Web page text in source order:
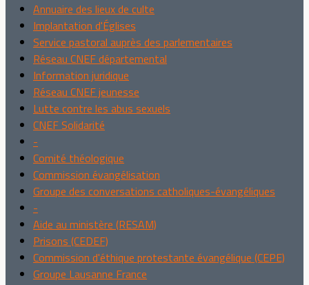
Annuaire des lieux de culte
Implantation d'Églises
Service pastoral auprès des parlementaires
Réseau CNEF départemental
Information juridique
Réseau CNEF jeunesse
Lutte contre les abus sexuels
CNEF Solidarité
-
Comité théologique
Commission évangélisation
Groupe des conversations catholiques-évangéliques
-
Aide au ministère (RESAM)
Prisons (CEDEF)
Commission d'éthique protestante évangélique (CEPE)
Groupe Lausanne France